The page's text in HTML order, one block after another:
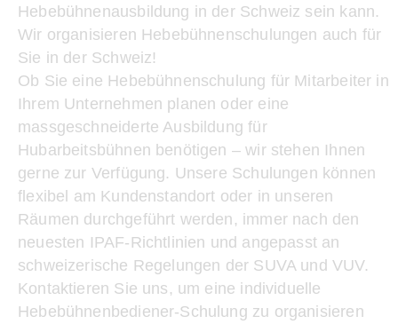
Hebebühnenausbildung in der Schweiz sein kann.
Wir organisieren Hebebühnenschulungen auch für
Sie in der Schweiz!
Ob Sie eine Hebebühnenschulung für Mitarbeiter in
Ihrem Unternehmen planen oder eine
massgeschneiderte Ausbildung für
Hubarbeitsbühnen benötigen – wir stehen Ihnen
gerne zur Verfügung. Unsere Schulungen können
flexibel am Kundenstandort oder in unseren
Räumen durchgeführt werden, immer nach den
neuesten IPAF-Richtlinien und angepasst an
schweizerische Regelungen der SUVA und VUV.
Kontaktieren Sie uns, um eine individuelle
Hebebühnenbediener-Schulung zu organisieren